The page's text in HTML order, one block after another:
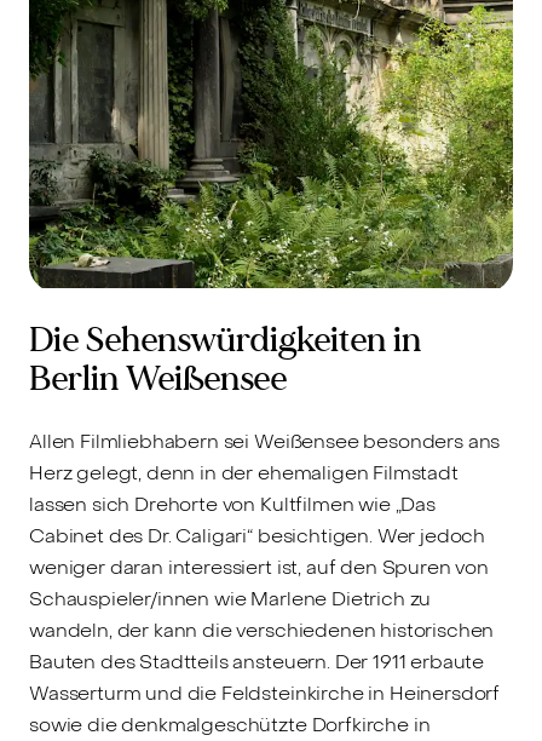
Die Sehenswürdigkeiten in
Berlin Weißensee
Allen Filmliebhabern sei Weißensee besonders ans
Herz gelegt, denn in der ehemaligen Filmstadt
lassen sich Drehorte von Kultfilmen wie „Das
Cabinet des Dr. Caligari“ besichtigen. Wer jedoch
weniger daran interessiert ist, auf den Spuren von
Schauspieler/innen wie Marlene Dietrich zu
wandeln, der kann die verschiedenen historischen
Bauten des Stadtteils ansteuern. Der 1911 erbaute
Wasserturm und die Feldsteinkirche in Heinersdorf
sowie die denkmalgeschützte Dorfkirche in